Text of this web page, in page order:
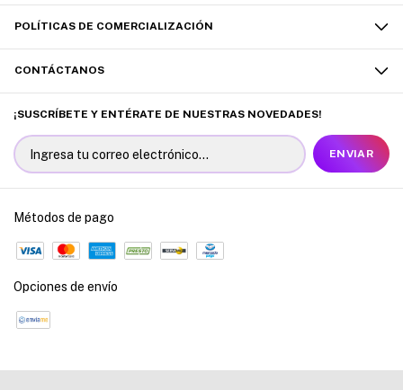
POLÍTICAS DE COMERCIALIZACIÓN
CONTÁCTANOS
¡SUSCRÍBETE Y ENTÉRATE DE NUESTRAS NOVEDADES!
Métodos de pago
Opciones de envío